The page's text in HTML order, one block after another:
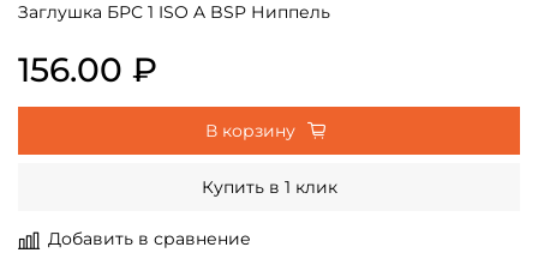
Добавить в сравнение
Заглушка БРС 1 ISO A BSP Ниппель
156.00 ₽
В корзину
Купить в 1 клик